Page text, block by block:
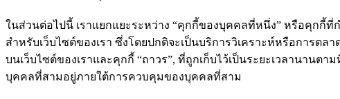
ในส่วนต่อไปนี้ เราแยกแยะระหว่าง “คุกกี้ของบุคคลที่หนึ่ง” หรือคุกกี้
สำหรับเว็บไซต์ของเรา ซึ่งโดยปกติจะเป็นบริการวิเคราะห์หรือการตล
บนเว็บไซต์ของเราและคุกกี้ “ถาวร”, ที่ถูกเก็บไว้เป็นระยะเวลานาน
บุคคลที่สามอยู่ภายใต้การควบคุมของบุคคลที่สาม